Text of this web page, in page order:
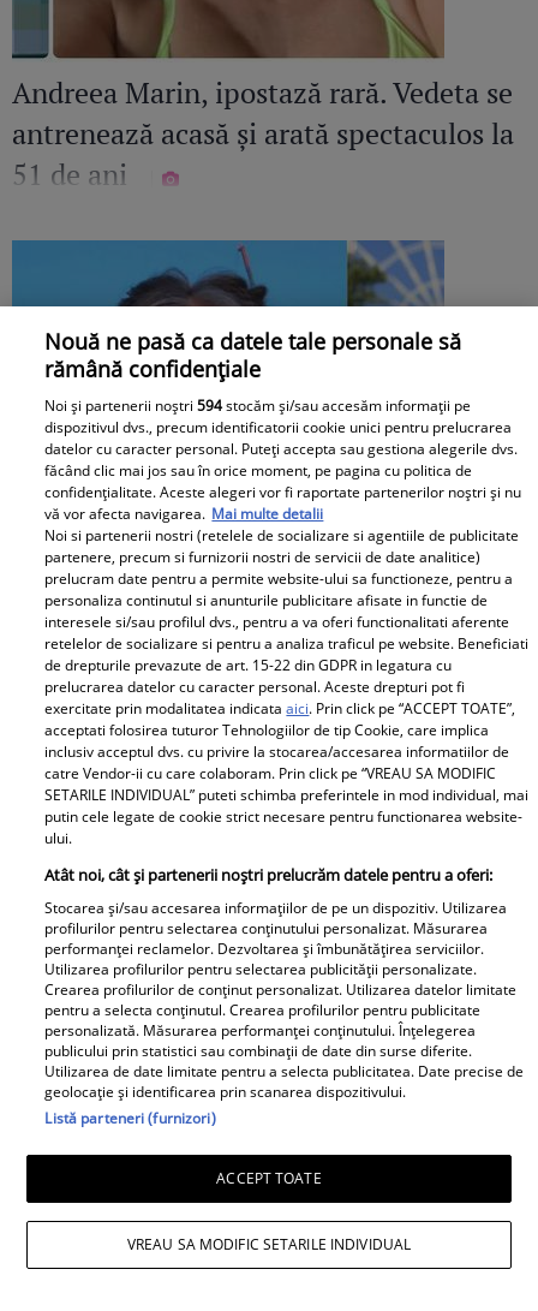
Andreea Marin, ipostază rară. Vedeta se
antrenează acasă și arată spectaculos la
51 de ani
Andreea Ibacka, confesiuni emoționante
după divorțul de Cabral: „Mi-am permis
să plâng în public”
Observator News
Nouă ne pasă ca datele tale personale să
rămână confidențiale
Noi și partenerii noștri594stocăm și/sau accesăm informații pe
dispozitivul dvs., precum identificatorii cookie unici pentru prelucrarea
datelor cu caracter personal. Puteți accepta sau gestiona alegerile dvs.
făcând clic mai jos sau în orice moment, pe pagina cu politica de
confidențialitate. Aceste alegeri vor fi raportate partenerilor noștri și nu
vă vor afecta navigarea. Mai multe detalii
Noi si partenerii nostri (retelele de socializare si agentiile de publicitate
partenere, precum si furnizorii nostri de servicii de date analitice)
prelucram date pentru a permite website-ului sa functioneze, pentru a
personaliza continutul si anunturile publicitare afisate in functie de
interesele si/sau profilul dvs., pentru a va oferi functionalitati aferente
retelelor de socializare si pentru a analiza traficul pe website. Beneficiati
de drepturile prevazute de art. 15-22 din GDPR in legatura cu
prelucrarea datelor cu caracter personal. Aceste drepturi pot fi
exercitate prin modalitatea indicataaici. Prin click pe “ACCEPT TOATE”,
acceptati folosirea tuturor Tehnologiilor de tip Cookie, care implica
inclusiv acceptul dvs. cu privire la stocarea/accesarea informatiilor de
catre Vendor-ii cu care colaboram. Prin click pe “VREAU SA MODIFIC
SETARILE INDIVIDUAL” puteti schimba preferintele in mod individual, mai
putin cele legate de cookie strict necesare pentru functionarea website-
ului.
Atât noi, cât și partenerii noștri prelucrăm datele pentru a oferi:
Stocarea și/sau accesarea informațiilor de pe un dispozitiv. Utilizarea
profilurilor pentru selectarea conținutului personalizat. Măsurarea
performanței reclamelor. Dezvoltarea și îmbunătățirea serviciilor.
Utilizarea profilurilor pentru selectarea publicității personalizate.
Crearea profilurilor de conținut personalizat. Utilizarea datelor limitate
pentru a selecta conținutul. Crearea profilurilor pentru publicitate
personalizată. Măsurarea performanței conținutului. Înțelegerea
publicului prin statistici sau combinații de date din surse diferite.
Utilizarea de date limitate pentru a selecta publicitatea. Date precise de
geolocație și identificarea prin scanarea dispozitivului.
Listă parteneri (furnizori)
ACCEPT TOATE
VREAU SA MODIFIC SETARILE INDIVIDUAL